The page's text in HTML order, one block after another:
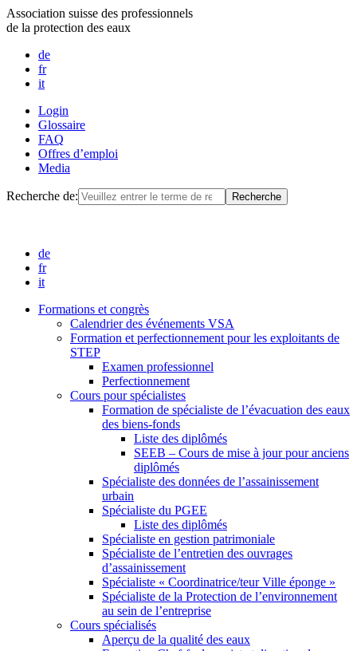
Association suisse des professionnels
de la protection des eaux
de
fr
it
Login
Glossaire
FAQ
Offres d’emploi
Media
Recherche de:
de
fr
it
Formations et congrès
Calendrier des événements VSA
Formation et perfectionnement pour les exploitants de
STEP
Examen professionnel
Perfectionnement
Cours pour spécialistes
Formation de spécialiste de l’évacuation des eaux
des biens-fonds
Liste des diplômés
SEEB – Cours de mise à jour pour anciens
diplômés
Spécialiste des données de l’assainissement
urbain
Spécialiste du PGEE
Liste des diplômés
Spécialiste en gestion patrimoniale
Spécialiste de l’entretien des ouvrages
d’assainissement
Spécialiste « Coordinatrice/teur Ville éponge »
Spécialiste de la Protection de l’environnement
au sein de l’entreprise
Cours spécialisés
Aperçu de la qualité des eaux